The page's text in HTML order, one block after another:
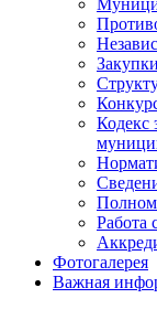
Закупки
Кодекс
Работа
Фотогалерея
Важная